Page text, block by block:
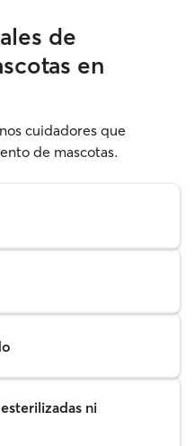
de
en
cuidadores que
de mascotas.
ni